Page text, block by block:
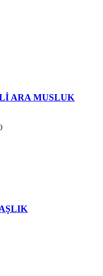
ARA MUSLUK